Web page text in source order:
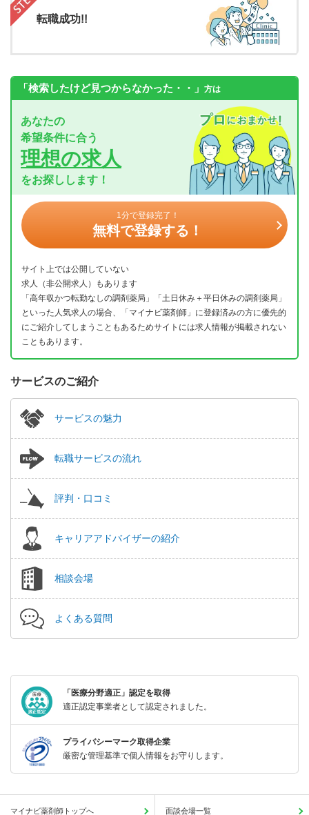
転職成功!!
「検索したけど見つからなかった・・」 方は
あなたの
希望条件に合う
理想の求人
をお探しします！
1分で登録完了！
無料で登録する！
サイト上では公開していない
求人（非公開求人）もあります
「高年収かつ転勤なしの調剤薬局」「土日休み＋平日休みの調剤薬局」
といった人気求人の場合、「マイナビ薬剤師」に登録済みの方に優先的
にご紹介してしまうこともあるためサイトには求人情報が掲載されない
こともあります。
サービスのご紹介
サービスの魅力
転職サービスの流れ
評判・口コミ
キャリアアドバイザーの紹介
相談会場
よくある質問
「医療分野適正」認定を取得
適正認定事業者として認定されました。
プライバシーマーク取得企業
厳密な管理基準で個人情報をお守りします。
マイナビ薬剤師トップへ 面談会場一覧